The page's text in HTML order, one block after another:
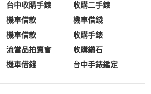
台中收購手錶
收購二手錶
機車借款
機車借錢
機車借款
收購手錶
流當品拍賣會
收購鑽石
機車借錢 台中手錶鑑定